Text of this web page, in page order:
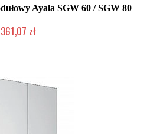
Ayala SGW 60 / SGW 80
zł